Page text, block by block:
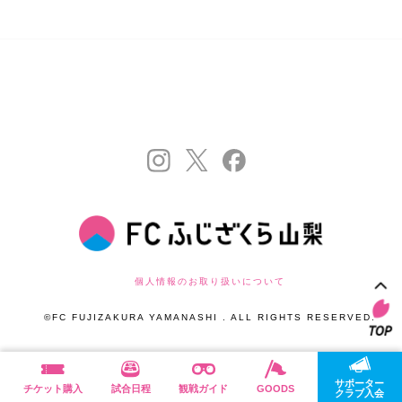
個人情報のお取り扱いについて
©FC FUJIZAKURA YAMANASHI . ALL RIGHTS RESERVED.
チケット購入 試合日程 観戦ガイド GOODS
サポーター
クラブ入会